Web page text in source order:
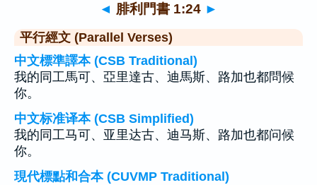
◄ 腓利門書 1:24 ►
平行經文 (Parallel Verses)
中文標準譯本 (CSB Traditional)
我的同工馬可、亞里達古、迪馬斯、路加也都問候
你。
中文标准译本 (CSB Simplified)
我的同工马可、亚里达古、迪马斯、路加也都问候
你。
現代標點和合本 (CUVMP Traditional)